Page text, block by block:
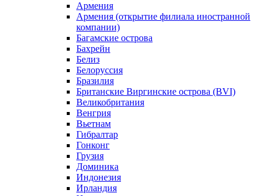
Армения
Армения (открытие филиала иностранной
компании)
Багамские острова
Бахрейн
Белиз
Белоруссия
Бразилия
Британские Виргинские острова (BVI)
Великобритания
Венгрия
Вьетнам
Гибралтар
Гонконг
Грузия
Доминика
Индонезия
Ирландия